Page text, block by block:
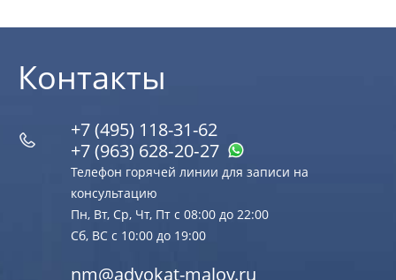
Контакты
+7 (495) 118-31-62
+7 (963) 628‑20‑27
Телефон горячей линии для записи на
консультацию
Пн, Вт, Ср, Чт, Пт с 08:00 до 22:00
Сб, ВС с 10:00 до 19:00
nm@advokat-malov.ru